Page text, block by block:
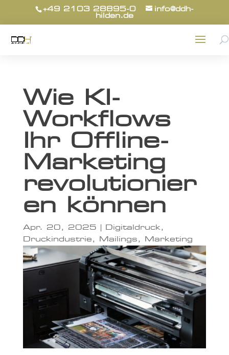
+49 2103 28895-0
info@ddh-
hilden.de
Wie KI-
Workflows
Ihr Offline-
Marketing
revolutionier
en können
Apr. 20, 2025 Digitaldruck ,
Druckindustrie , Mailings , Marketing